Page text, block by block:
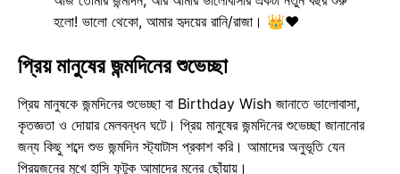
হলো! ভালো থেকো, আমার হৃদয়ের রানি/রাজা। 👑❤️
প্রিয় মানুষের জন্মদিনের শুভেচ্ছা
প্রিয় মানুষকে জন্মদিনের শুভেচ্ছা বা Birthday Wish জানাতে ভালোবাসা,
কৃতজ্ঞতা ও দোয়ার মেলবন্ধন ঘটে। প্রিয় মানুষের জন্মদিনের শুভেচ্ছা জানানোর
জন্য কিছু শব্দে শুভ জন্মদিন স্ট্যাটাস প্রকাশ করি। আমাদের অনুভূতি যেন
প্রিয়জনের মুখে হাসি ফুটুক আমাদের মনের ছোঁয়ায়।